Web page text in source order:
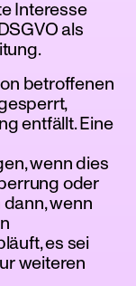
Interesse
als
betroffenen
entfällt. Eine
wenn dies
oder
wenn
es sei
weiteren